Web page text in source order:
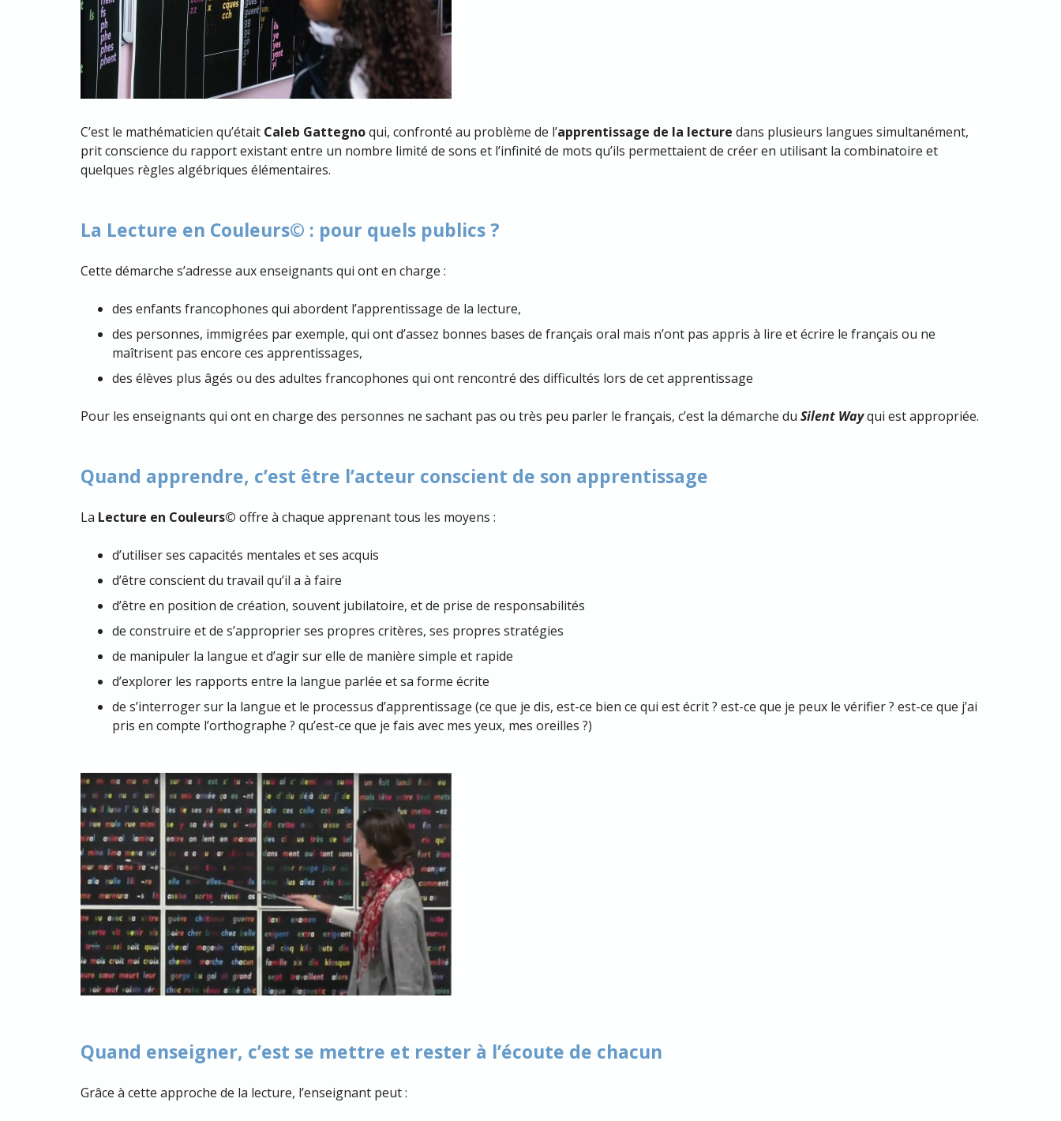
C’est le mathématicien qu’était Caleb Gattegnoqui, confronté au problème de l’apprentissage de la lecture dans plusieurs langues simultanément,
prit conscience du rapport existant entre un nombre limité de sons et l’infinité de mots qu’ils permettaient de créer en utilisant la combinatoire et
quelques règles algébriques élémentaires.
La Lecture en Couleurs© : pour quels publics ?
Cette démarche s’adresse aux enseignants qui ont en charge :
des enfants francophones qui abordent l’apprentissage de la lecture,
des personnes, immigrées par exemple, qui ont d’assez bonnes bases de français oral mais n’ont pas appris à lire et écrire le français ou ne
maîtrisent pas encore ces apprentissages,
des élèves plus âgés ou des adultes francophones qui ont rencontré des difficultés lors de cet apprentissage
Pour les enseignants qui ont en charge des personnes ne sachant pas ou très peu parler le français, c’est la démarche du Silent Wayqui est appropriée.
Quand apprendre, c’est être l’acteur conscient de son apprentissage
La Lecture en Couleurs© offre à chaque apprenant tous les moyens :
d’utiliser ses capacités mentales et ses acquis
d’être conscient du travail qu’il a à faire
d’être en position de création, souvent jubilatoire, et de prise de responsabilités
de construire et de s’approprier ses propres critères, ses propres stratégies
de manipuler la langue et d’agir sur elle de manière simple et rapide
d’explorer les rapports entre la langue parlée et sa forme écrite
de s’interroger sur la langue et le processus d’apprentissage (ce que je dis, est-ce bien ce qui est écrit ? est-ce que je peux le vérifier ? est-ce que j’ai
pris en compte l’orthographe ? qu’est-ce que je fais avec mes yeux, mes oreilles ?)
Quand enseigner, c’est se mettre et rester à l’écoute de chacun
Grâce à cette approche de la lecture, l’enseignant peut :